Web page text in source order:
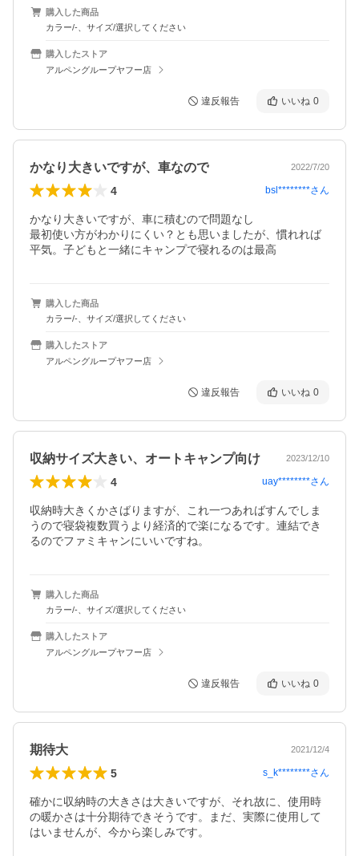
購入した商品
カラー/-、サイズ/選択してください
購入したストア
アルペングループヤフー店
違反報告 いいね 0
かなり大きいですが、車なので 2022/7/20
4 bsl********さん
かなり大きいですが、車に積むので問題なし
最初使い方がわかりにくい？とも思いましたが、慣れれば
平気。子どもと一緒にキャンプで寝れるのは最高
購入した商品
カラー/-、サイズ/選択してください
購入したストア
アルペングループヤフー店
違反報告 いいね 0
収納サイズ大きい、オートキャンプ向け 2023/12/10
4 uay********さん
収納時大きくかさばりますが、これ一つあればすんでしま
うので寝袋複数買うより経済的で楽になるです。連結でき
るのでファミキャンにいいですね。
購入した商品
カラー/-、サイズ/選択してください
購入したストア
アルペングループヤフー店
違反報告 いいね 0
期待大 2021/12/4
5 s_k********さん
確かに収納時の大きさは大きいですが、それ故に、使用時
の暖かさは十分期待できそうです。まだ、実際に使用して
はいませんが、今から楽しみです。